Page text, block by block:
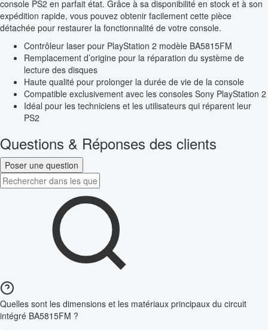
console PS2 en parfait état. Grâce à sa disponibilité en stock et à son
expédition rapide, vous pouvez obtenir facilement cette pièce
détachée pour restaurer la fonctionnalité de votre console.
Contrôleur laser pour PlayStation 2 modèle BA5815FM
Remplacement d’origine pour la réparation du système de
lecture des disques
Haute qualité pour prolonger la durée de vie de la console
Compatible exclusivement avec les consoles Sony PlayStation 2
Idéal pour les techniciens et les utilisateurs qui réparent leur
PS2
Questions & Réponses des clients
Poser une question
Quelles sont les dimensions et les matériaux principaux du circuit
intégré BA5815FM ?